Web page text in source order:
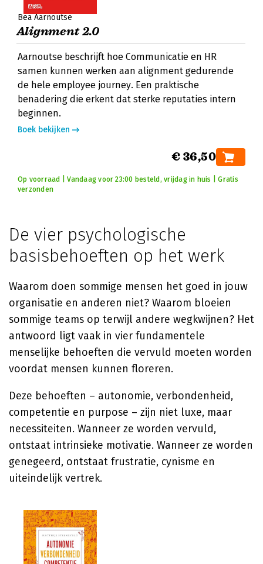
Bea Aarnoutse
Alignment 2.0
Aarnoutse beschrijft hoe Communicatie en HR
samen kunnen werken aan alignment gedurende
de hele employee journey. Een praktische
benadering die erkent dat sterke reputaties intern
beginnen.
Boek bekijken
€ 36,50
Op voorraad | Vandaag voor 23:00 besteld, vrijdag in huis | Gratis
verzonden
De vier psychologische
basisbehoeften op het werk
Waarom doen sommige mensen het goed in jouw
organisatie en anderen niet? Waarom bloeien
sommige teams op terwijl andere wegkwijnen? Het
antwoord ligt vaak in vier fundamentele
menselijke behoeften die vervuld moeten worden
voordat mensen kunnen floreren.
Deze behoeften – autonomie, verbondenheid,
competentie en purpose – zijn niet luxe, maar
necessiteiten. Wanneer ze worden vervuld,
ontstaat intrinsieke motivatie. Wanneer ze worden
genegeerd, ontstaat frustratie, cynisme en
uiteindelijk vertrek.